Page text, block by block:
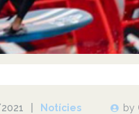
Notícies by